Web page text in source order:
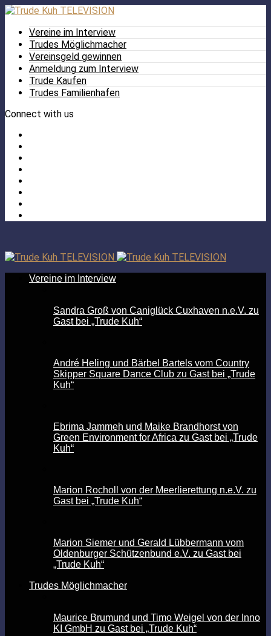
Vereine im Interview
Trudes Möglichmacher
Vereinsgeld gewinnen
Anmeldung zum Interview
Trude Kaufen
Trudes Familienhafen
Connect with us
Vereine im Interview
Sandra Groß von Caniglück Cuxhaven n.e.V. zu
Gast bei „Trude Kuh“
André Heling und Bärbel Bartels vom Country
Skipper Square Dance Club zu Gast bei „Trude
Kuh“
Ebrima Jammeh und Maike Brandhorst von
Green Environment for Africa zu Gast bei „Trude
Kuh“
Marion Rocholl von der Meerlierettung n.e.V. zu
Gast bei „Trude Kuh“
Marion Siemer und Gerald Lübbermann vom
Oldenburger Schützenbund e.V. zu Gast bei
„Trude Kuh“
Trudes Möglichmacher
Maurice Brumund und Timo Weigel von der Inno
KI GmbH zu Gast bei „Trude Kuh“